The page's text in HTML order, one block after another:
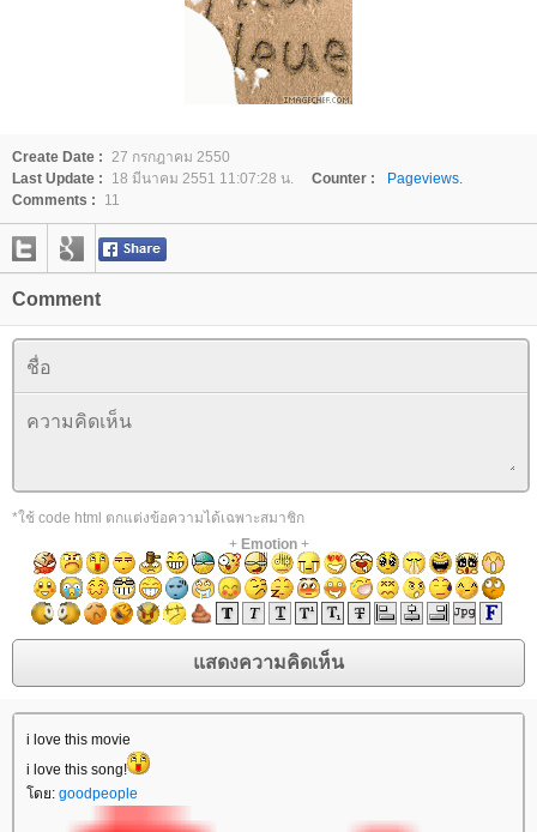
Create Date : 27 กรกฎาคม 2550
Last Update :
18 มีนาคม 2551 11:07:28 น. Counter :
Pageviews.
Comments :
11
Comment
*ใช้ code html ตกแต่งข้อความได้เฉพาะสมาชิก
+ Emotion+
i love this movie
i love this song!
ดย: goodpeople